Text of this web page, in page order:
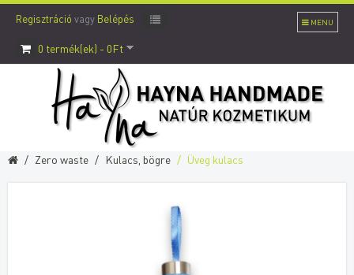
Regisztráció vagy Belépés MENU
0 termék(ek) - 0Ft
Zero waste Kulacs, bögre Üveg kulacs